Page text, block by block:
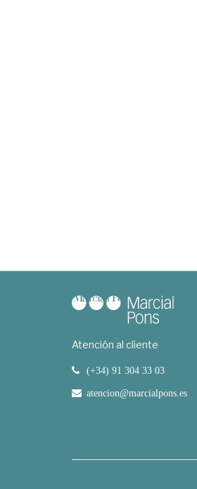
Atención al cliente
(+34) 91 304 33 03
atencion@marcialpons.es